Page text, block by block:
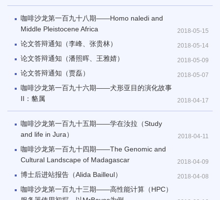
2018-05-15
咖啡沙龙第一百九十八期——Homo naledi and
Middle Pleistocene Africa
2018-05-14
论文答辩通知（李峰、张贵林）
2018-05-09
论文答辩通知（潘照晖、王雅婧）
2018-05-07
论文答辩通知（贾磊）
2018-04-17
咖啡沙龙第一百九十六期——犬形亚目的演化故事
II：貉属
2018-04-11
咖啡沙龙第一百九十五期——学在汝拉（Study
and life in Jura）
2018-04-09
咖啡沙龙第一百九十四期——The Genomic and
Cultural Landscape of Madagascar
2018-04-08
博士后进站报告（Alida Bailleul）
咖啡沙龙第一百九十三期——高性能计算（HPC）